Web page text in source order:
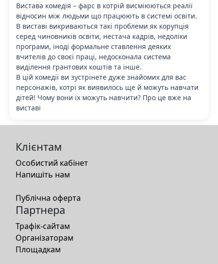
Вистава комедія – фарс в котрій висміюються реалії
відносин між людьми що працюють в системі освіти.
В виставі викриваються такі проблеми як корупція
серед чиновників освіти, нестача кадрів, недоліки
програми, іноді формальне ставлення деяких
вчителів до своєї праці, недосконала система
виділення грантових коштів та інше.
В цій комедії ви зустрінете дуже знайомих для вас
персонажів, котрі як виявилось ще й можуть навчати
дітей! Чому вони їх можуть навчити? Про це вже на
виставі
Клієнтам
Особистий кабінет
Напишіть нам
Публічна оферта
Партнера
Трафік-сайтам
Організаторам
Площадкам